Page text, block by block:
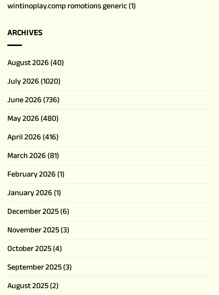
wintinoplay.comp romotions generic(1)
ARCHIVES
August 2026(40)
July 2026(1020)
June 2026(736)
May 2026(480)
April 2026(416)
March 2026(81)
February 2026(1)
January 2026(1)
December 2025(6)
November 2025(3)
October 2025(4)
September 2025(3)
August 2025(2)